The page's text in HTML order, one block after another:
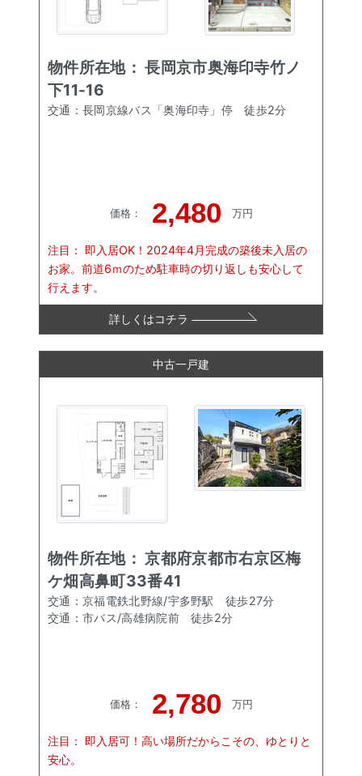
物件所在地：長岡京市奥海印寺竹ノ
下11-16
交通： 長岡京線バス「奥海印寺」停 徒歩2分
価格： 2,480 万円
注目： 即入居OK！2024年4月完成の築後未入居の
お家。前道6ｍのため駐車時の切り返しも安心して
行えます。
詳しくはコチラ
中古一戸建
物件所在地：京都府京都市右京区梅
ケ畑高鼻町33番41
交通： 京福電鉄北野線/宇多野駅 徒歩27分
交通： 市バス/高雄病院前徒歩2分
価格： 2,780 万円
注目： 即入居可！高い場所だからこその、ゆとりと
安心。